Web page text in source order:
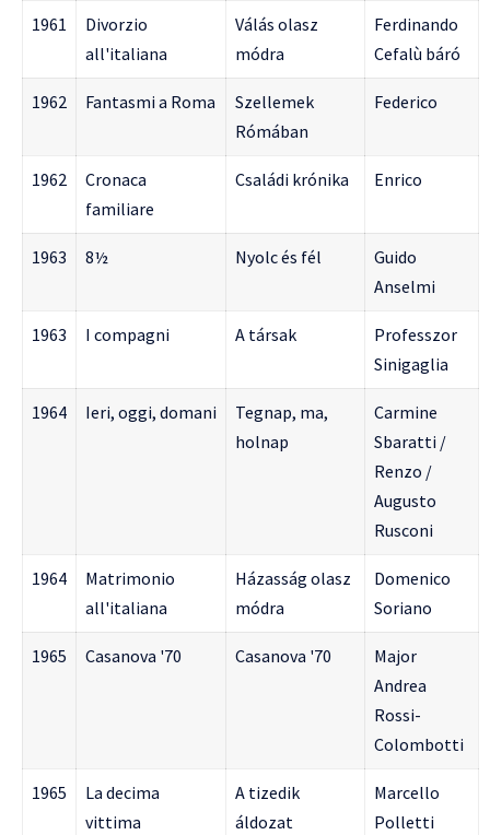
1961
Divorzio
all'italiana
Válás olasz
módra
Ferdinando
Cefalù báró
1962 Fantasmi a Roma
Szellemek
Rómában
Federico
1962
Cronaca
familiare
Családi krónika Enrico
1963 8½ Nyolc és fél
Guido
Anselmi
1963 I compagni A társak
Professzor
Sinigaglia
1964 Ieri, oggi, domani
Tegnap, ma,
holnap
Carmine
Sbaratti /
Renzo /
Augusto
Rusconi
1964
Matrimonio
all'italiana
Házasság olasz
módra
Domenico
Soriano
1965 Casanova '70 Casanova '70
Major
Andrea
Rossi-
Colombotti
1965
La decima
vittima
A tizedik
áldozat
Marcello
Polletti